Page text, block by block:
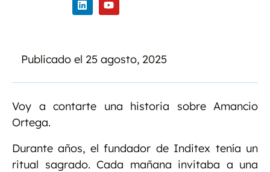
Publicado el 25 agosto, 2025
Voy a contarte una historia sobre Amancio
Ortega.
Durante años, el fundador de Inditex tenía un
ritual sagrado. Cada mañana invitaba a una